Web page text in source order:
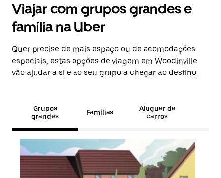
Viajar com grupos grandes e
família na Uber
Quer precise de mais espaço ou de acomodações
especiais, estas opções de viagem em Woodinville
vão ajudar a si e ao seu grupo a chegar ao destino.
Grupos
grandes
Famílias
Aluguer de
carros